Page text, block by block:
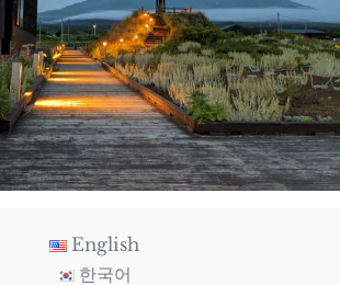
English
한국어